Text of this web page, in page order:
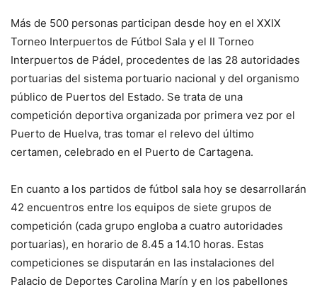
Más de 500 personas participan desde hoy en el XXIX
Torneo Interpuertos de Fútbol Sala y el II Torneo
Interpuertos de Pádel, procedentes de las 28 autoridades
portuarias del sistema portuario nacional y del organismo
público de Puertos del Estado. Se trata de una
competición deportiva organizada por primera vez por el
Puerto de Huelva, tras tomar el relevo del último
certamen, celebrado en el Puerto de Cartagena.
En cuanto a los partidos de fútbol sala hoy se desarrollarán
42 encuentros entre los equipos de siete grupos de
competición (cada grupo engloba a cuatro autoridades
portuarias), en horario de 8.45 a 14.10 horas. Estas
competiciones se disputarán en las instalaciones del
Palacio de Deportes Carolina Marín y en los pabellones